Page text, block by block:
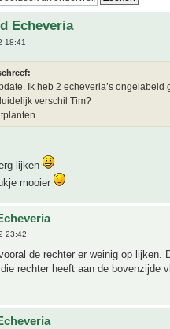
Echeveria
18:41
Ik heb 2 echeveria’s
verschil Tim?
lijken
mooier
23:42
de rechter er weinig op
rechter heeft aan de bovenzijde